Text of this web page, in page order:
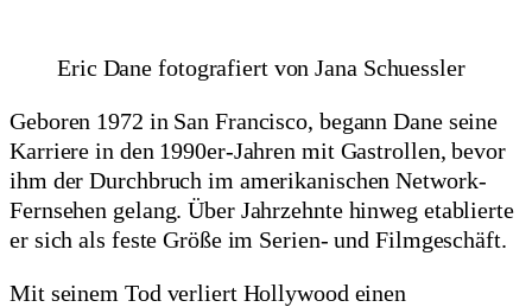
Eric Dane fotografiert von Jana Schuessler
Geboren 1972 in San Francisco, begann Dane seine
Karriere in den 1990er-Jahren mit Gastrollen, bevor
ihm der Durchbruch im amerikanischen Network-
Fernsehen gelang. Über Jahrzehnte hinweg etablierte
er sich als feste Größe im Serien- und Filmgeschäft.
Mit seinem Tod verliert Hollywood einen